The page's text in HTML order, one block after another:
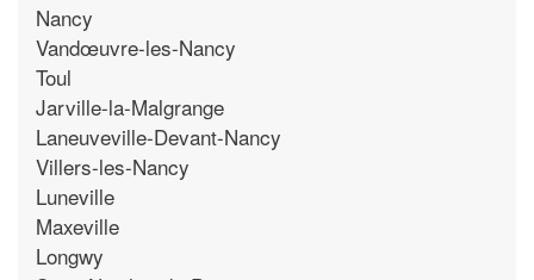
Nancy
Vandœuvre-les-Nancy
Toul
Jarville-la-Malgrange
Laneuveville-Devant-Nancy
Villers-les-Nancy
Luneville
Maxeville
Longwy